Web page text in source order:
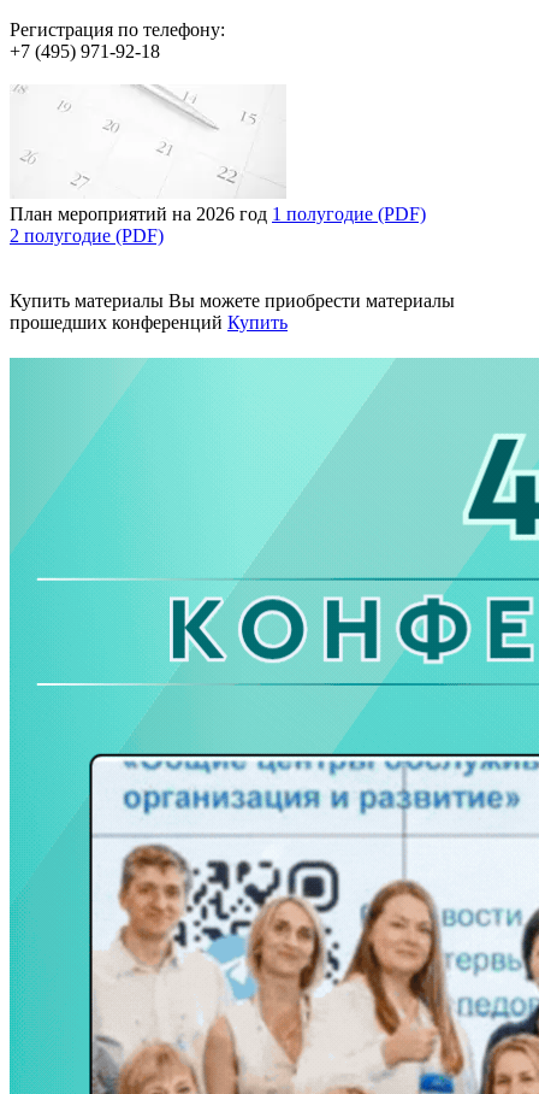
Регистрация по телефону:
+7 (495) 971-92-18
План мероприятий на 2026 год 1 полугодие (PDF)
2 полугодие (PDF)
Купить материалы Вы можете приобрести материалы
прошедших конференций Купить